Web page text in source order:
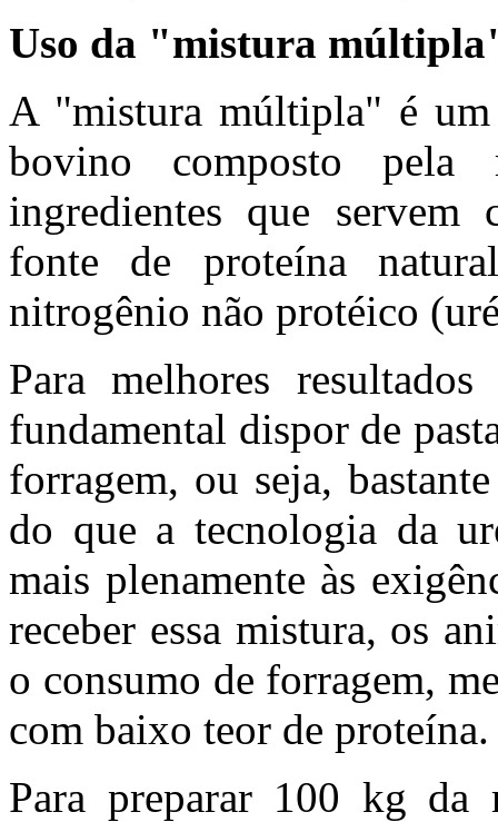
Uso da "mistura
A "mistura múltipla" é um
bovino composto
ingredientes que
fonte de proteína
nitrogênio não protéico
Para melhores
fundamental dispor de
forragem, ou seja,
do que a tecnologia da
mais plenamente às
receber essa mistura, os
o consumo de forragem,
com baixo teor de proteína.
Para preparar 100 kg da